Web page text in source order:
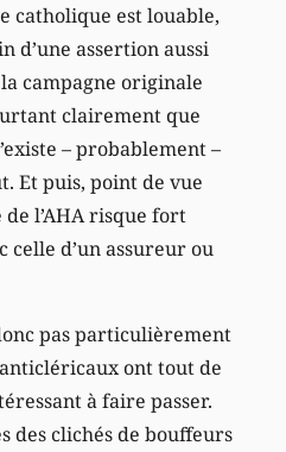
catholique est louable,
d’une assertion aussi
campagne originale
clairement que
– probablement –
Et puis, point de vue
l’AHA risque fort
celle d’un assureur ou
pas particulièrement
ont tout de
à faire passer.
des clichés de bouffeurs